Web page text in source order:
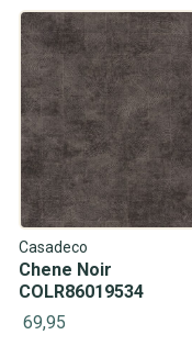
Casadeco
Chene Noir
COLR86019534
69,95